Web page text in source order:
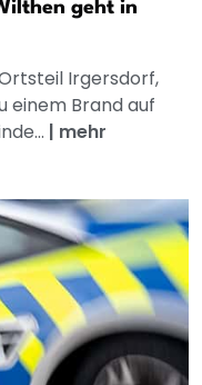
geht in
Irgersdorf,
einem Brand auf
| mehr